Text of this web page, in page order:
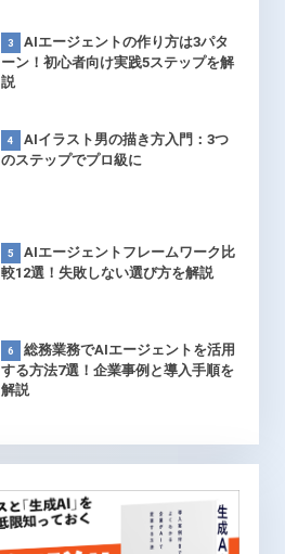
AIエージェントの作り方は3パタ
ーン！初心者向け実践5ステップを解
説
AIイラスト男の描き方入門：3つ
のステップでプロ級に
AIエージェントフレームワーク比
較12選！失敗しない選び方を解説
総務業務でAIエージェントを活用
する方法7選！企業事例と導入手順を
解説